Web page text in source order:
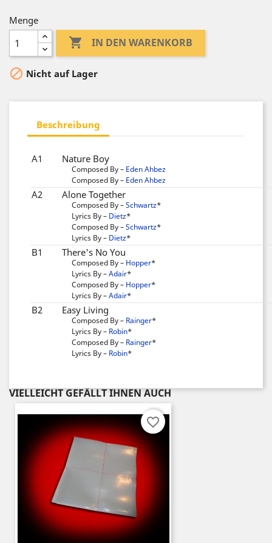
Menge
 IN DEN WARENKORB
 Nicht auf Lager
Beschreibung
A1 Nature Boy
Composed By – Eden Ahbez
Composed By – Eden Ahbez
A2 Alone Together
Composed By –Schwartz*
Lyrics By – Dietz*
Composed By –Schwartz*
Lyrics By – Dietz*
B1 There's No You
Composed By – Hopper*
Lyrics By –Adair*
Composed By – Hopper*
Lyrics By –Adair*
B2 Easy Living
Composed By – Rainger*
Lyrics By – Robin*
Composed By – Rainger*
Lyrics By – Robin*
VIELLEICHT GEFÄLLT IHNEN AUCH
favorite_border